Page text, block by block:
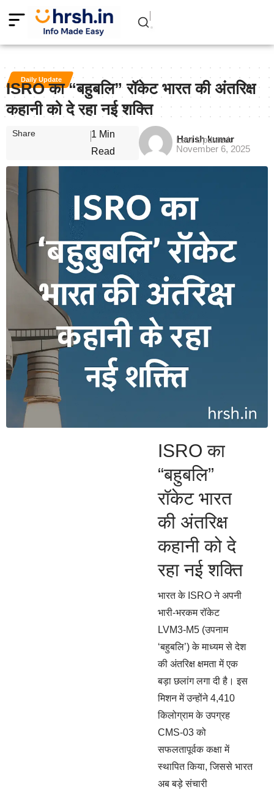
Daily Update
ISRO का “बहुबलि” रॉकेट भारत की अंतरिक्ष
कहानी को दे रहा नई शक्ति
Harish kumar
Last Updated:
November 6, 2025
Share
1 Min
Read
ISRO का
“बहुबलि”
रॉकेट भारत
की अंतरिक्ष
कहानी को दे
रहा नई शक्ति
भारत के ISRO ने अपनी
भारी-भरकम रॉकेट
LVM3‑M5 (उपनाम
‘बहुबलि’) के माध्यम से देश
की अंतरिक्ष क्षमता में एक
बड़ा छलांग लगा दी है। इस
मिशन में उन्होंने 4,410
किलोग्राम के उपग्रह
CMS‑03 को
सफलतापूर्वक कक्षा में
स्थापित किया, जिससे भारत
अब बड़े संचारी